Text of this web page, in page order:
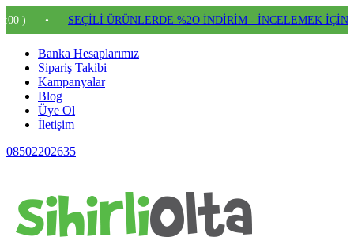
• SEÇİLİ ÜRÜNLERDE %2O İNDİRİM - İNCELEMEK İÇİN
Banka Hesaplarımız
Sipariş Takibi
Kampanyalar
Blog
Üye Ol
İletişim
08502202635